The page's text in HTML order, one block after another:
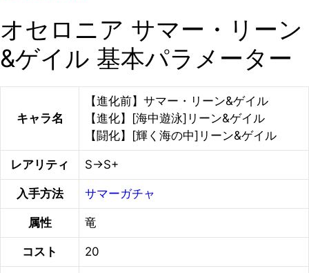
オセロニア サマー・リーン
&ゲイル 基本パラメーター
キャラ名
【進化前】サマー・リーン&ゲイル
【進化】[海中遊泳]リーン&ゲイル
【闘化】[輝く海の中]リーン&ゲイル
レアリティ S→S+
入手方法 サマーガチャ
属性 竜
コスト 20